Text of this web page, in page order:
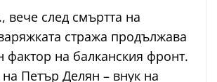
вече след смъртта на
стража продължава
фактор на балканския фронт.
Петър Делян – внук на